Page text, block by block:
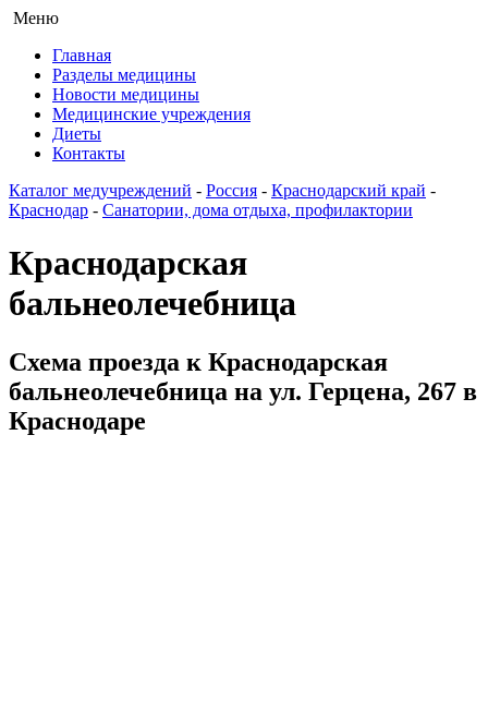
Меню
Главная
Разделы медицины
Новости медицины
Медицинские учреждения
Диеты
Контакты
Каталог медучреждений - Россия - Краснодарский край -
Краснодар - Санатории, дома отдыха, профилактории
Краснодарская
бальнеолечебница
Схема проезда к Краснодарская
бальнеолечебница на ул. Герцена, 267 в
Краснодаре